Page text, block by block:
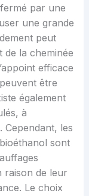
par une
une grande
peut
la cheminée
efficace
être
également
à
Cependant, les
sont
raison de leur
Le choix